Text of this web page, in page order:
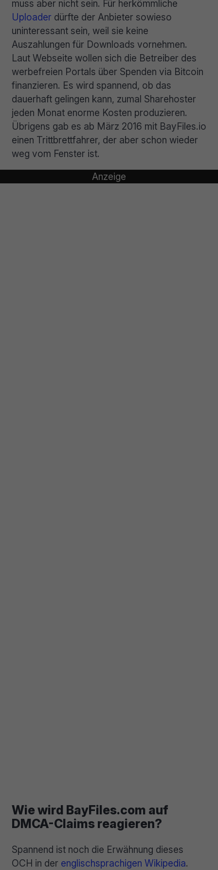
muss aber nicht sein. Für herkömmliche
Uploader dürfte der Anbieter sowieso
uninteressant sein, weil sie keine
Auszahlungen für Downloads vornehmen.
Laut Webseite wollen sich die Betreiber des
werbefreien Portals über Spenden via Bitcoin
finanzieren. Es wird spannend, ob das
dauerhaft gelingen kann, zumal Sharehoster
jeden Monat enorme Kosten produzieren.
Übrigens gab es ab März 2016 mit BayFiles.io
einen Trittbrettfahrer, der aber schon wieder
weg vom Fenster ist.
Wie wird BayFiles.com auf
DMCA-Claims reagieren?
Spannend ist noch die Erwähnung dieses
OCH in der englischsprachigen Wikipedia.